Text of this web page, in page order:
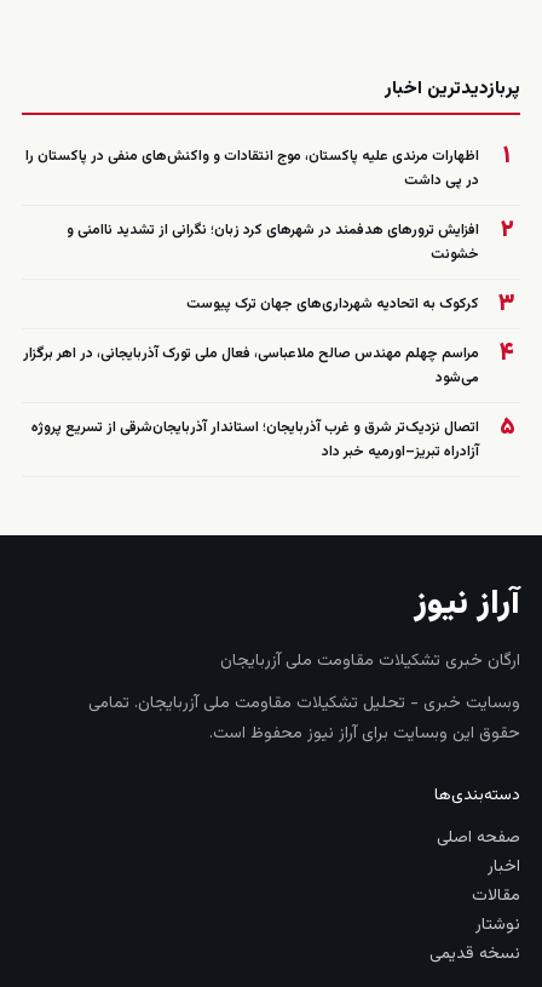
پربازدیدترین اخبار
۱
اظهارات مرندی علیه پاکستان، موج انتقادات و واکنش‌های منفی در پاکستان را
در پی داشت
۲
افزایش ترورهای هدفمند در شهرهای کرد زبان؛ نگرانی از تشدید ناامنی و
خشونت
۳ کرکوک به اتحادیه شهرداری‌های جهان ترک پیوست
۴
مراسم چهلم مهندس صالح ملاعباسی، فعال ملی تورک آذربایجانی، در اهر برگزار
می‌شود
۵
اتصال نزدیک‌تر شرق و غرب آذربایجان؛ استاندار آذربایجان‌شرقی از تسریع پروژه
آزادراه تبریز–اورمیه خبر داد
آراز نیوز
ارگان خبری تشکیلات مقاومت ملی آزربایجان
وبسایت خبری - تحلیل تشکیلات مقاومت ملی آزربایجان. تمامی
حقوق این وبسایت برای آراز نیوز محفوظ است.
دسته‌بندی‌ها
صفحه اصلی
اخبار
مقالات
نوشتار
نسخه قدیمی